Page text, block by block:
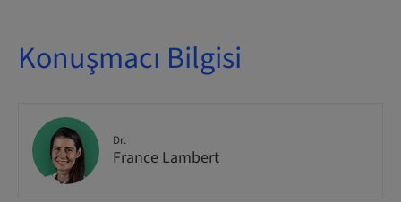
Konuşmacı Bilgisi
Dr.
France Lambert